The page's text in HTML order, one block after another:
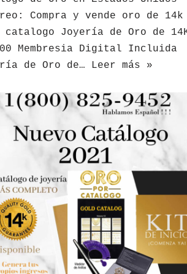
Compra y vende oro de 14k
catalogo Joyería de Oro de
Membresia Digital Incluida
de Oro de… Leer más »